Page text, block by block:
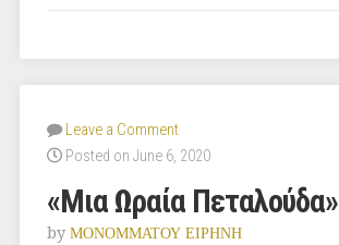
γλάστρα»”
Leave a Comment
Posted on June 6, 2020
«Μια Ωραία Πεταλούδα»
by ΜΟΝΟΜΜΑΤΟΥ ΕΙΡΗΝΗ